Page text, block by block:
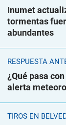
Inumet
tormentas
abundantes
RESPUESTA
¿Qué pasa
alerta
TIROS EN